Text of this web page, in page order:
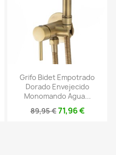
Grifo Bidet Empotrado
Dorado Envejecido
Monomando Agua...
89,95 €71,96 €